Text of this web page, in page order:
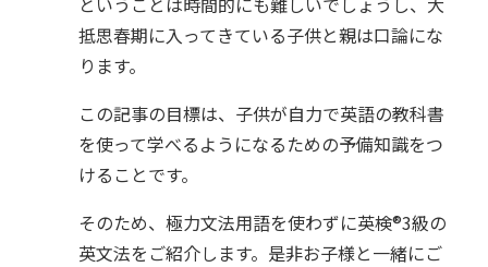
抵思春期に入ってきている子供と親は口論にな
ります。
この記事の目標は、子供が自力で英語の教科書
を使って学べるようになるための予備知識をつ
けることです。
そのため、極力文法用語を使わずに英検®︎3級の
英文法をご紹介します。是非お子様と一緒にご